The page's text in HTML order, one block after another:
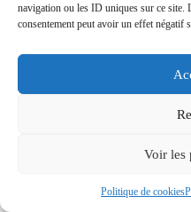
navigation ou les ID uniques sur ce site.
consentement peut avoir un effet négatif
Voir les
Politique de cookies
CALDARII SAS précise par
nordiques vendus sur lesite
nordiques ne doivent en
piscine pour enfants,
surveillance continue d’un
ne permettent pas de se
SAS décline toute